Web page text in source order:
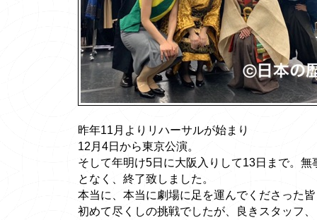
昨年11月よりリハーサルが始まり
12月4日から東京公演。
そして年明け5日に大阪入りして13日まで。
となく、終了致しました。
本当に、本当に劇場に足を運んでくださった
初めて尽くしの挑戦でしたが、良きスタッフ